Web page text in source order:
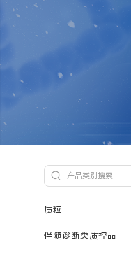
质粒
伴随诊断类质控品